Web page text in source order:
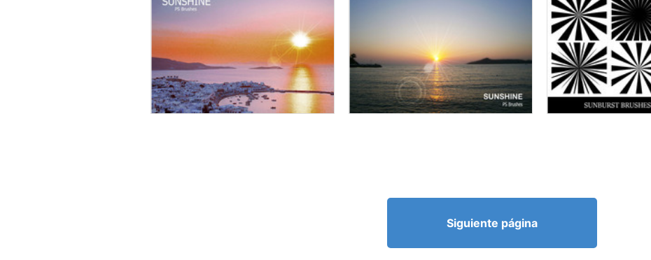
Siguiente página